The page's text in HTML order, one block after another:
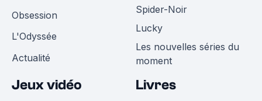
Obsession
L'Odyssée
Actualité
Spider-Noir
Lucky
Les nouvelles séries du
moment
Jeux vidéo Livres